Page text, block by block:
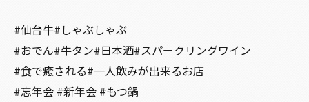
#仙台牛#しゃぶしゃぶ
#おでん#牛タン#日本酒#スパークリングワイン
#食で癒される#一人飲みが出来るお店
#忘年会 #新年会 #もつ鍋